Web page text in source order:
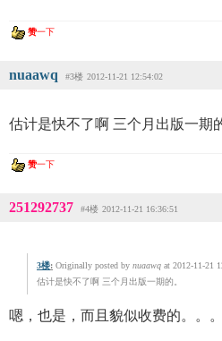
赞一下
nuaawq #3楼 2012-11-21 12:54:02
估计是快不了啊 三个月出版一期
赞一下
251292737 #4楼 2012-11-21 16:36:51
3楼: Originally posted by nuaawq at 2012-11-21
估计是快不了啊 三个月出版一期的。
嗯，也是，而且貌似收费的。。